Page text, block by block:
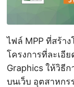
ไฟล์ MPP ที่สร้า
โครงการที่ละเอี
Graphics ให้วิธี
บนเว็บ อุตสาหกร